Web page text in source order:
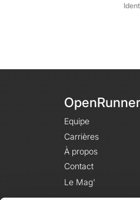
OpenRunner
Equipe
Carrières
À propos
Contact
Le Mag'